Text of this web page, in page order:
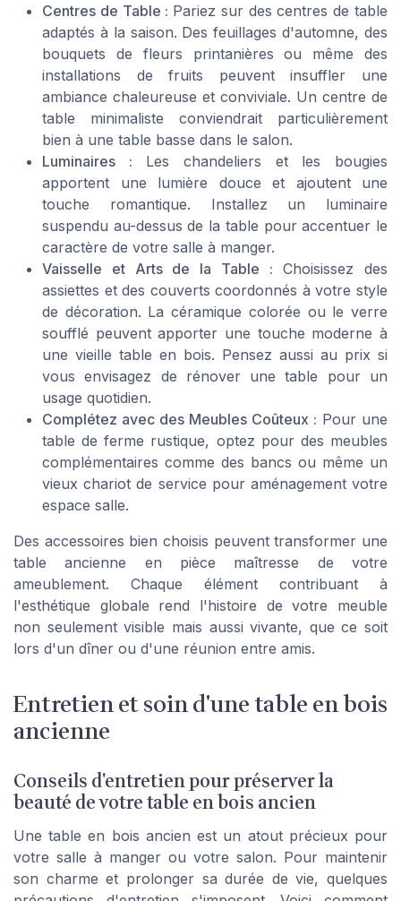
Centres de Table : Pariez sur des centres de table
adaptés à la saison. Des feuillages d'automne, des
bouquets de fleurs printanières ou même des
installations de fruits peuvent insuffler une
ambiance chaleureuse et conviviale. Un centre de
table minimaliste conviendrait particulièrement
bien à une table basse dans le salon.
Luminaires : Les chandeliers et les bougies
apportent une lumière douce et ajoutent une
touche romantique. Installez un luminaire
suspendu au-dessus de la table pour accentuer le
caractère de votre salle à manger.
Vaisselle et Arts de la Table : Choisissez des
assiettes et des couverts coordonnés à votre style
de décoration. La céramique colorée ou le verre
soufflé peuvent apporter une touche moderne à
une vieille table en bois. Pensez aussi au prix si
vous envisagez de rénover une table pour un
usage quotidien.
Complétez avec des Meubles Coûteux : Pour une
table de ferme rustique, optez pour des meubles
complémentaires comme des bancs ou même un
vieux chariot de service pour aménagement votre
espace salle.
Des accessoires bien choisis peuvent transformer une
table ancienne en pièce maîtresse de votre
ameublement. Chaque élément contribuant à
l'esthétique globale rend l'histoire de votre meuble
non seulement visible mais aussi vivante, que ce soit
lors d'un dîner ou d'une réunion entre amis.
Entretien et soin d'une table en bois
ancienne
Conseils d'entretien pour préserver la
beauté de votre table en bois ancien
Une table en bois ancien est un atout précieux pour
votre salle à manger ou votre salon. Pour maintenir
son charme et prolonger sa durée de vie, quelques